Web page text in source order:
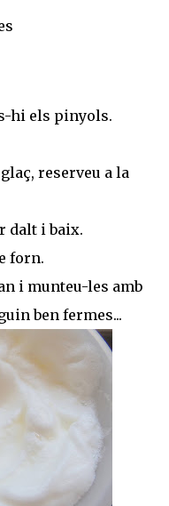
hi els pinyols.
reserveu a la
dalt i baix.
forn.
i munteu-les amb
ben fermes...